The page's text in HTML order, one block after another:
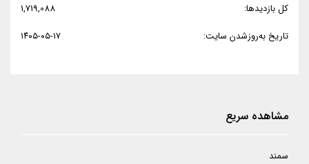
کل بازدیدها:
1,719,088
تاریخ به‌روزشدن سایت:
۱۴۰۵-۰۵-۱۷
مشاهده سریع
سمند